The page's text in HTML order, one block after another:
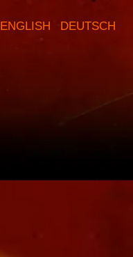
ENGLISH DEUTSCH